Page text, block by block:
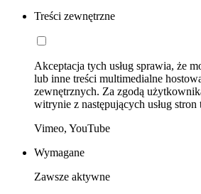
Treści zewnętrzne
Akceptacja tych usług sprawia, że
lub inne treści multimedialne
zewnętrznych. Za zgodą
witrynie z następujących usług stron
Vimeo, YouTube
Wymagane
Zawsze aktywne